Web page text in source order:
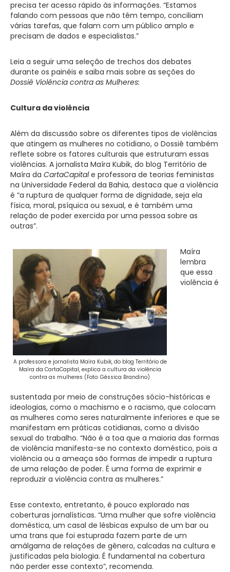
precisa ter acesso rápido às informações. “Estamos
falando com pessoas que não têm tempo, conciliam
várias tarefas, que falam com um público amplo e
precisam de dados e especialistas.”
Leia a seguir uma seleção de trechos dos debates
durante os painéis e saiba mais sobre as seções do
Dossiê Violência contra as Mulheres:
Cultura da violência
Além da discussão sobre os diferentes tipos de violências
que atingem as mulheres no cotidiano, o Dossiê também
reflete sobre os fatores culturais que estruturam essas
violências. A jornalista Maíra Kubik, do blog Território de
Maíra da CartaCapitale professora de teorias feministas
na Universidade Federal da Bahia, destaca que a violência
é “a ruptura de qualquer forma de dignidade, seja ela
física, moral, psíquica ou sexual, e é também uma
relação de poder exercida por uma pessoa sobre as
outras”.
A professora e jornalista Maíra Kubik, do blog Território de
Maíra da CartaCapital, explica a cultura da violência
contra as mulheres (Foto: Géssica Brandino)
Maíra
lembra
que essa
violência é
sustentada por meio de construções sócio-históricas e
ideologias, como o machismo e o racismo, que colocam
as mulheres como seres naturalmente inferiores e que se
manifestam em práticas cotidianas, como a divisão
sexual do trabalho. “Não é a toa que a maioria das formas
de violência manifesta-se no contexto doméstico, pois a
violência ou a ameaça são formas de impedir a ruptura
de uma relação de poder. É uma forma de exprimir e
reproduzir a violência contra as mulheres.”
Esse contexto, entretanto, é pouco explorado nas
coberturas jornalísticas. “Uma mulher que sofre violência
doméstica, um casal de lésbicas expulso de um bar ou
uma trans que foi estuprada fazem parte de um
amálgama de relações de gênero, calcadas na cultura e
justificadas pela biologia. É fundamental na cobertura
não perder esse contexto”, recomenda.